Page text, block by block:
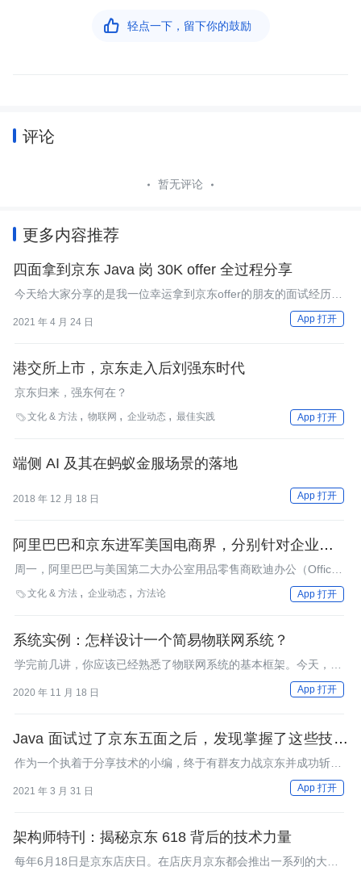
 轻点一下，留下你的鼓励
评论
暂无评论
更多内容推荐
四面拿到京东 Java 岗 30K offer 全过程分享
今天给大家分享的是我一位幸运拿到京东offer的朋友的面试经历，
问到了我朋友京东面试的一些真题，以及我整理的一些真题分享给
大家。
2021 年 4 月 24 日 App 打开
港交所上市，京东走入后刘强东时代
京东归来，强东何在？
文化 & 方法 物联网 企业动态 最佳实践 App 打开
端侧 AI 及其在蚂蚁金服场景的落地
2018 年 12 月 18 日 App 打开
阿里巴巴和京东进军美国电商界，分别针对企业用户
和普通用户
周一，阿里巴巴与美国第二大办公室用品零售商欧迪办公（Office
Depot）联手，标志着阿里巴巴的B2B交易平台与一家大公司建立
了第一个美国合作伙伴关系。今天，京东也宣布开始通过谷歌电商
文化 & 方法 企业动态 方法论 App 打开
系统实例：怎样设计一个简易物联网系统？
学完前几讲，你应该已经熟悉了物联网系统的基本框架。今天，我
会以智能家居场景为例，教你怎么设计一个简易的物联网系统。
2020 年 11 月 18 日 App 打开
Java 面试过了京东五面之后，发现掌握了这些技术
也没有那么难
作为一个执着于分享技术的小编，终于有群友力战京东并成功斩获
Offer，接下来就把面试京东五面的经验分享给大家，希望大家能
站在巨人的肩膀上，更上一层楼，如果文章对你有帮助，还请多多
2021 年 3 月 31 日 App 打开
架构师特刊：揭秘京东 618 背后的技术力量
每年6月18日是京东店庆日。在店庆月京东都会推出一系列的大型